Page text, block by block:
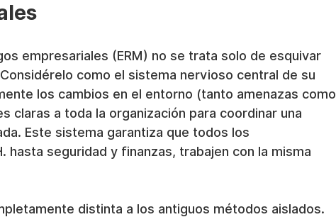
empresariales (ERM) no se trata solo de esquivar
como el sistema nervioso central de su
los cambios en el entorno (tanto amenazas como
claras a toda la organización para coordinar una
Este sistema garantiza que todos los
hasta seguridad y finanzas, trabajen con la misma
distinta a los antiguos métodos aislados.